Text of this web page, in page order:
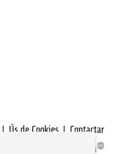
| Ús de Cookies | Contactar